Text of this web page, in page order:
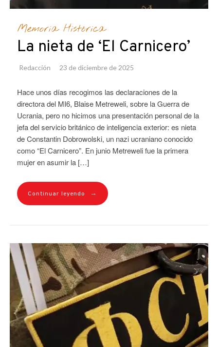
Memoria Histórica
La nieta de ‘El Carnicero’
Redacción 23 de diciembre de 2025
Hace unos días recogimos las declaraciones de la
directora del MI6, Blaise Metreweli, sobre la Guerra de
Ucrania, pero no hicimos una presentación personal de la
jefa del servicio británico de inteligencia exterior: es nieta
de Constantin Dobrowolski, un nazi ucraniano conocido
como “El Carnicero”. En junio Metreweli fue la primera
mujer en asumir la […]
Continuar leyendo →